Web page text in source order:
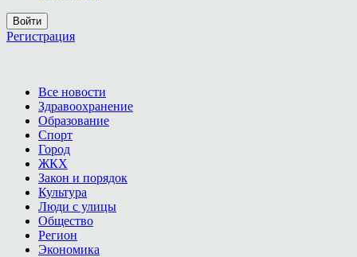
Войти
Регистрация
Все новости
Здравоохранение
Образование
Спорт
Город
ЖКХ
Закон и порядок
Культура
Люди с улицы
Общество
Регион
Экономика